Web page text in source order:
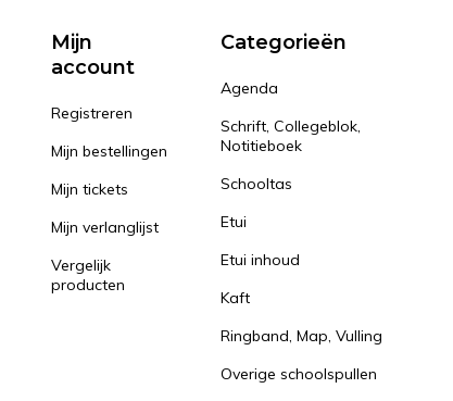
Mijn
account
Registreren
Mijn bestellingen
Mijn tickets
Mijn verlanglijst
Vergelijk
producten
Categorieën
Agenda
Schrift, Collegeblok,
Notitieboek
Schooltas
Etui
Etui inhoud
Kaft
Ringband, Map, Vulling
Overige schoolspullen